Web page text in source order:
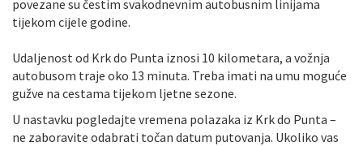
povezane su čestim svakodnevnim autobusnim linijama
tijekom cijele godine.
Udaljenost od Krk do Punta iznosi 10 kilometara, a vožnja
autobusom traje oko 13 minuta. Treba imati na umu moguće
gužve na cestama tijekom ljetne sezone.
U nastavku pogledajte vremena polazaka iz Krk do Punta –
ne zaboravite odabrati točan datum putovanja. Ukoliko vas